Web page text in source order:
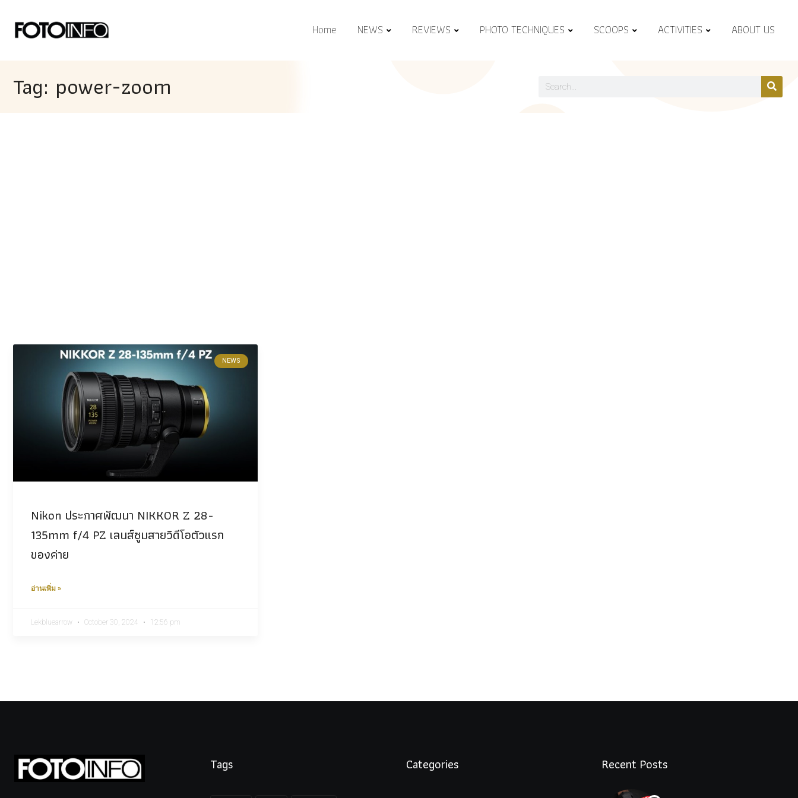
Home NEWS REVIEWS PHOTO TECHNIQUES SCOOPS ACTIVITIES ABOUT US
Tag: power-zoom
NEWS
Nikon ประกาศพัฒนา NIKKOR Z 28-
135mm f/4 PZ เลนส์ซูมสายวิดีโอตัวแรก
ของค่าย
อ่านเพิ่ม »
Lekbluearrow October 30, 2024 12:56 pm
Tags Categories Recent Posts